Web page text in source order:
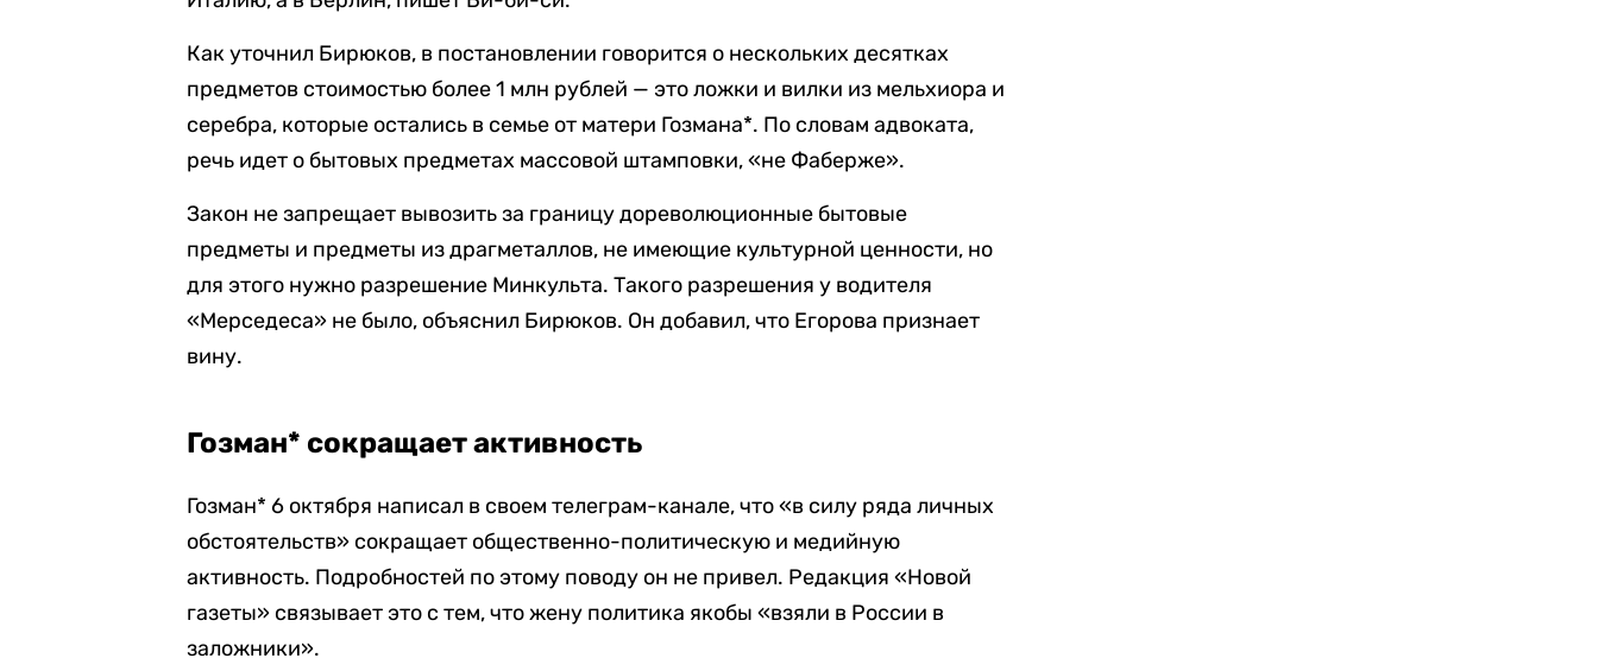
Как уточнил Бирюков, в постановлении говорится о нескольких десятках
предметов стоимостью более 1 млн рублей — это ложки и вилки из мельхиора и
серебра, которые остались в семье от матери Гозмана*. По словам адвоката,
речь идет о бытовых предметах массовой штамповки, «не Фаберже».
Закон не запрещает вывозить за границу дореволюционные бытовые
предметы и предметы из драгметаллов, не имеющие культурной ценности, но
для этого нужно разрешение Минкульта. Такого разрешения у водителя
«Мерседеса» не было, объяснил Бирюков. Он добавил, что Егорова признает
вину.
Гозман* сокращает активность
Гозман* 6 октября написал в своем телеграм-канале, что «в силу ряда личных
обстоятельств» сокращает общественно-политическую и медийную
активность. Подробностей по этому поводу он не привел. Редакция «Новой
газеты» связывает это с тем, что жену политика якобы «взяли в России в
заложники».